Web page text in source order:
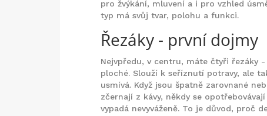
pro žvýkání, mluvení a i pro vzhled
typ má svůj tvar, polohu a funkci.
Řezáky - první dojmy
Nejvpředu, v centru, máte čtyři řezáky
ploché. Slouží k seříznutí potravy, ale
usmívá. Když jsou špatně zarovnané
zčernají z kávy, někdy se
vypadá nevyváženě. To je důvod, proč